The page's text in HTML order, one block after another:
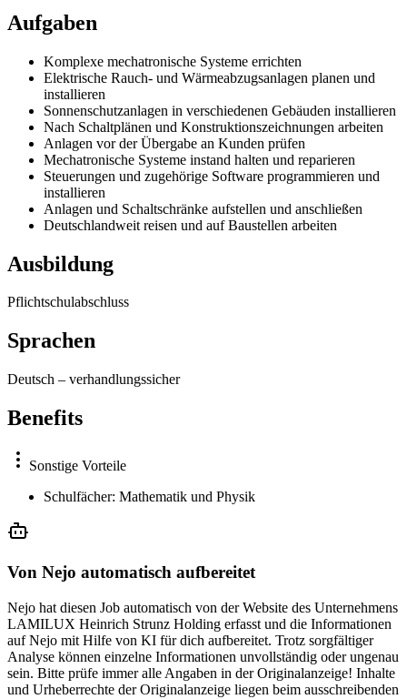
Aufgaben
Komplexe mechatronische Systeme errichten
Elektrische Rauch- und Wärmeabzugsanlagen planen und
installieren
Sonnenschutzanlagen in verschiedenen Gebäuden installieren
Nach Schaltplänen und Konstruktionszeichnungen arbeiten
Anlagen vor der Übergabe an Kunden prüfen
Mechatronische Systeme instand halten und reparieren
Steuerungen und zugehörige Software programmieren und
installieren
Anlagen und Schaltschränke aufstellen und anschließen
Deutschlandweit reisen und auf Baustellen arbeiten
Ausbildung
Pflichtschulabschluss
Sprachen
Deutsch – verhandlungssicher
Benefits
Sonstige Vorteile
Schulfächer: Mathematik und Physik
Von Nejo automatisch aufbereitet
Nejo hat diesen Job automatisch von der Website des Unternehmens
LAMILUX Heinrich Strunz Holding erfasst und die Informationen
auf Nejo mit Hilfe von KI für dich aufbereitet. Trotz sorgfältiger
Analyse können einzelne Informationen unvollständig oder ungenau
sein. Bitte prüfe immer alle Angaben in der Originalanzeige! Inhalte
und Urheberrechte der Originalanzeige liegen beim ausschreibenden